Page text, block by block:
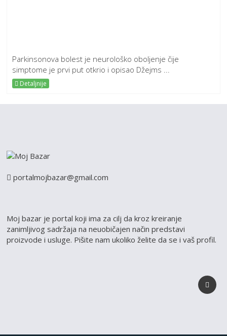
Parkinsonova bolest je neurološko oboljenje čije
simptome je prvi put otkrio i opisao Džejms ...
Detaljnije
portalmojbazar@gmail.com
Moj bazar je portal koji ima za cilj da kroz kreiranje
zanimljivog sadržaja na neuobičajen način predstavi
proizvode i usluge. Pišite nam ukoliko želite da se i vaš profil.